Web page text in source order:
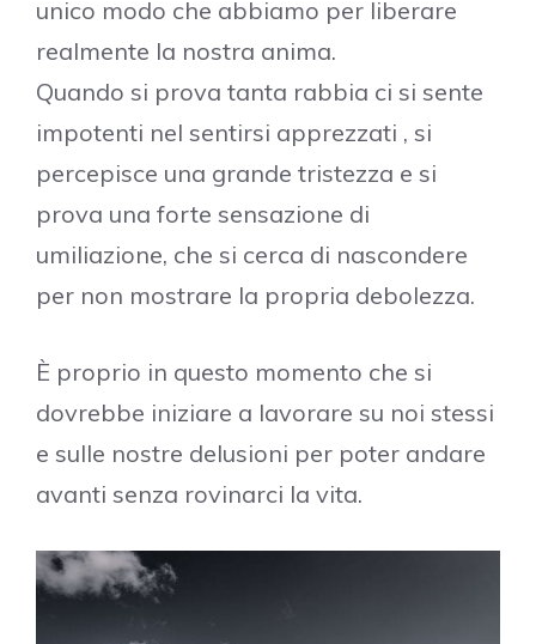
unico modo che abbiamo per liberare
realmente la nostra anima.
Quando si prova tanta rabbia ci si sente
impotenti nel sentirsi apprezzati , si
percepisce una grande tristezza e si
prova una forte sensazione di
umiliazione, che si cerca di nascondere
per non mostrare la propria debolezza.
È proprio in questo momento che si
dovrebbe iniziare a lavorare su noi stessi
e sulle nostre delusioni per poter andare
avanti senza rovinarci la vita.